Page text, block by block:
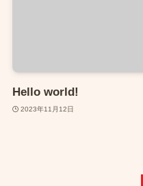
Hello world!
2023年11月12日